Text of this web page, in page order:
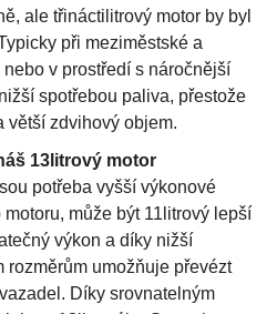
ale třináctilitrový motor by byl
při meziměstské a
v prostředí s náročnější
spotřebou paliva, přestože
větší zdvihový objem.
13litrový motor
potřeba vyšší výkonové
může být 11litrový lepší
výkon a díky nižší
rozměrům umožňuje převézt
Díky srovnatelným